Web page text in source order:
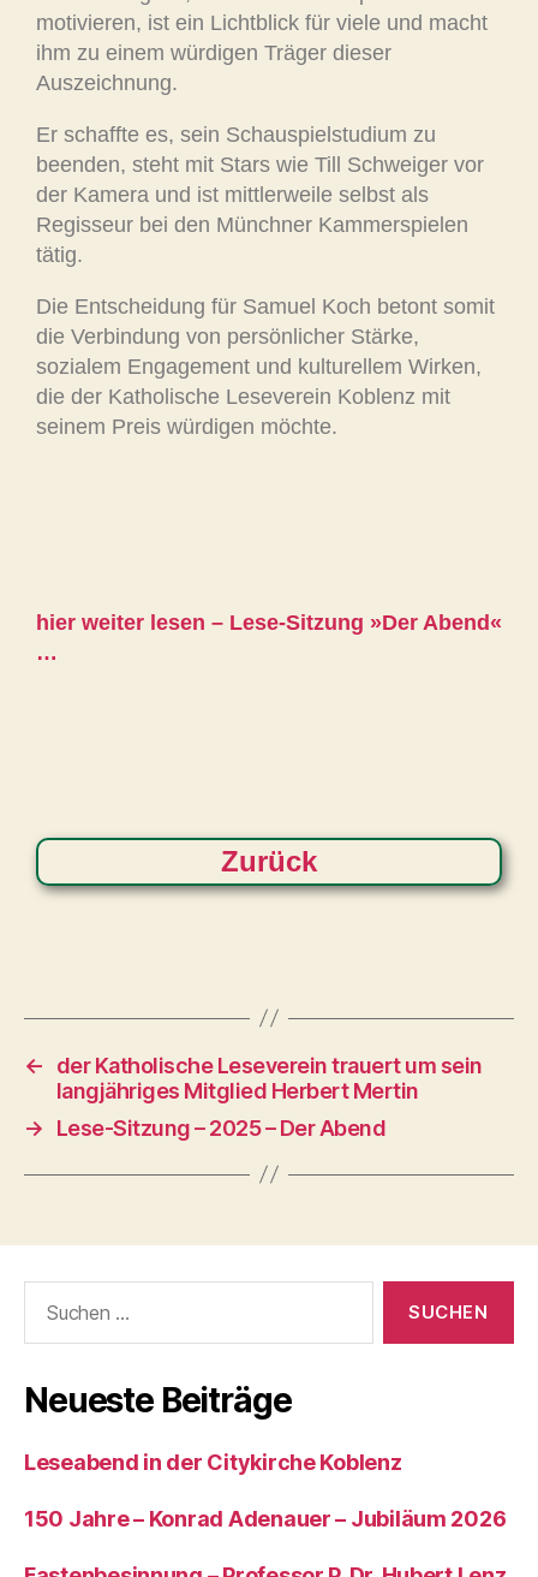
motivieren, ist ein Lichtblick für viele und macht
ihm zu einem würdigen Träger dieser
Auszeichnung.
Er schaffte es, sein Schauspielstudium zu
beenden, steht mit Stars wie Till Schweiger vor
der Kamera und ist mittlerweile selbst als
Regisseur bei den Münchner Kammerspielen
tätig.
Die Entscheidung für Samuel Koch betont somit
die Verbindung von persönlicher Stärke,
sozialem Engagement und kulturellem Wirken,
die der Katholische Leseverein Koblenz mit
seinem Preis würdigen möchte.
hier weiter lesen – Lese-Sitzung »Der Abend«
…
Zurück
←
der Katholische Leseverein trauert um sein
langjähriges Mitglied Herbert Mertin
→
Lese-Sitzung – 2025 – Der Abend
Neueste Beiträge
Leseabend in der Citykirche Koblenz
150 Jahre – Konrad Adenauer – Jubiläum 2026